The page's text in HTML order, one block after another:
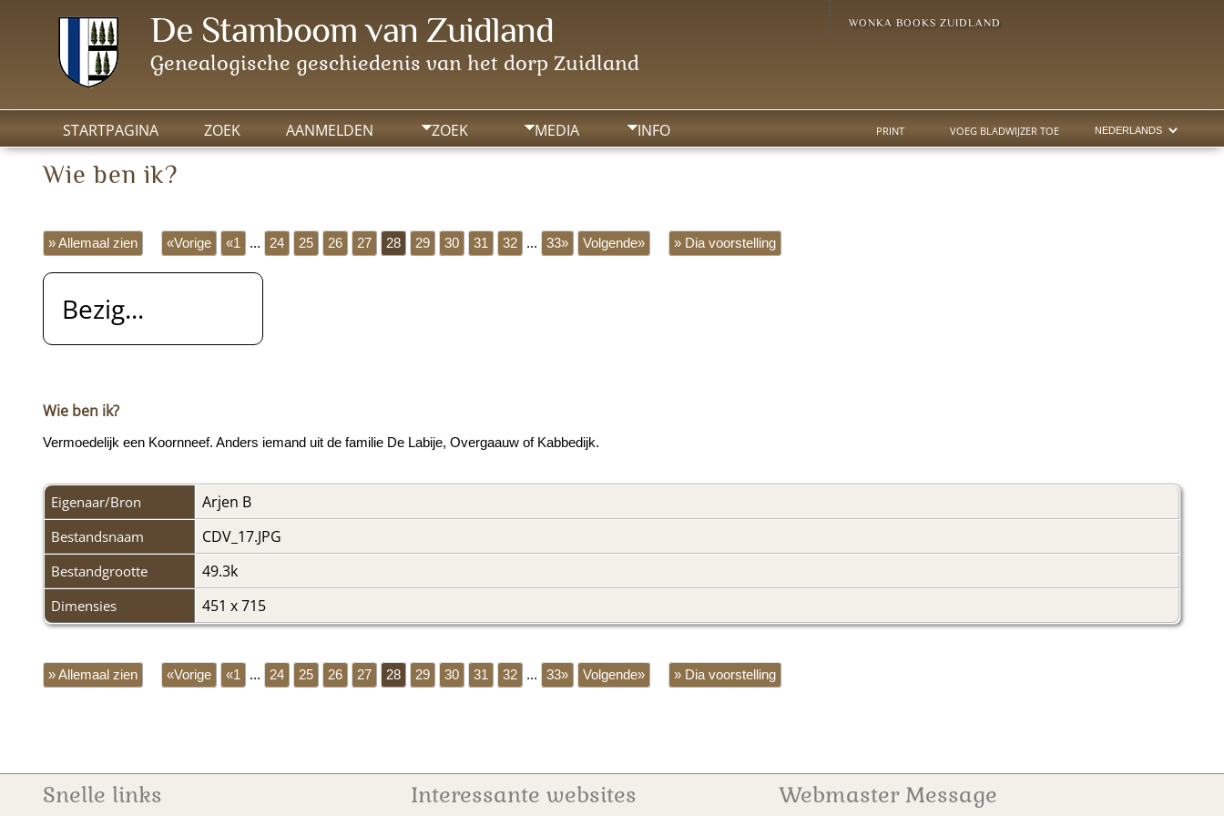
De Stamboom van Zuidland
Genealogische geschiedenis van het dorp Zuidland
WONKA BOOKS ZUIDLAND
ZOEK MEDIA INFO
STARTPAGINA ZOEK AANMELDEN PRINT VOEG BLADWIJZER TOE
Wie ben ik?
» Allemaal zien «Vorige «1 ... 24 25 26 27 28 29 30 31 32 ... 33» Volgende» » Dia voorstelling
Bezig...
Wie ben ik?
Vermoedelijk een Koornneef. Anders iemand uit de familie De Labije, Overgaauw of Kabbedijk.
Eigenaar/Bron Arjen B
Bestandsnaam CDV_17.JPG
Bestandgrootte 49.3k
Dimensies 451 x 715
» Allemaal zien «Vorige «1 ... 24 25 26 27 28 29 30 31 32 ... 33» Volgende» » Dia voorstelling
Snelle links Interessante websites Webmaster Message